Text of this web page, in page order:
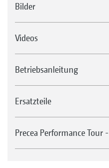
Bilder
Videos
Betriebsanleitung
Ersatzteile
Precea Performance Tour